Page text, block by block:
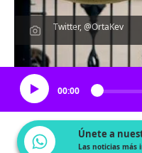
Twitter, @OrtaKev
00:00
Únete a
Las noticias